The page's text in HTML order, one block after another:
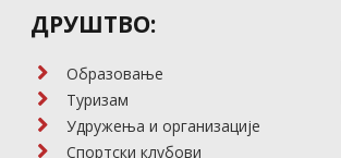
ДРУШТВО:
Образовање
Туризам
Удружења и организације
Спортски клубови